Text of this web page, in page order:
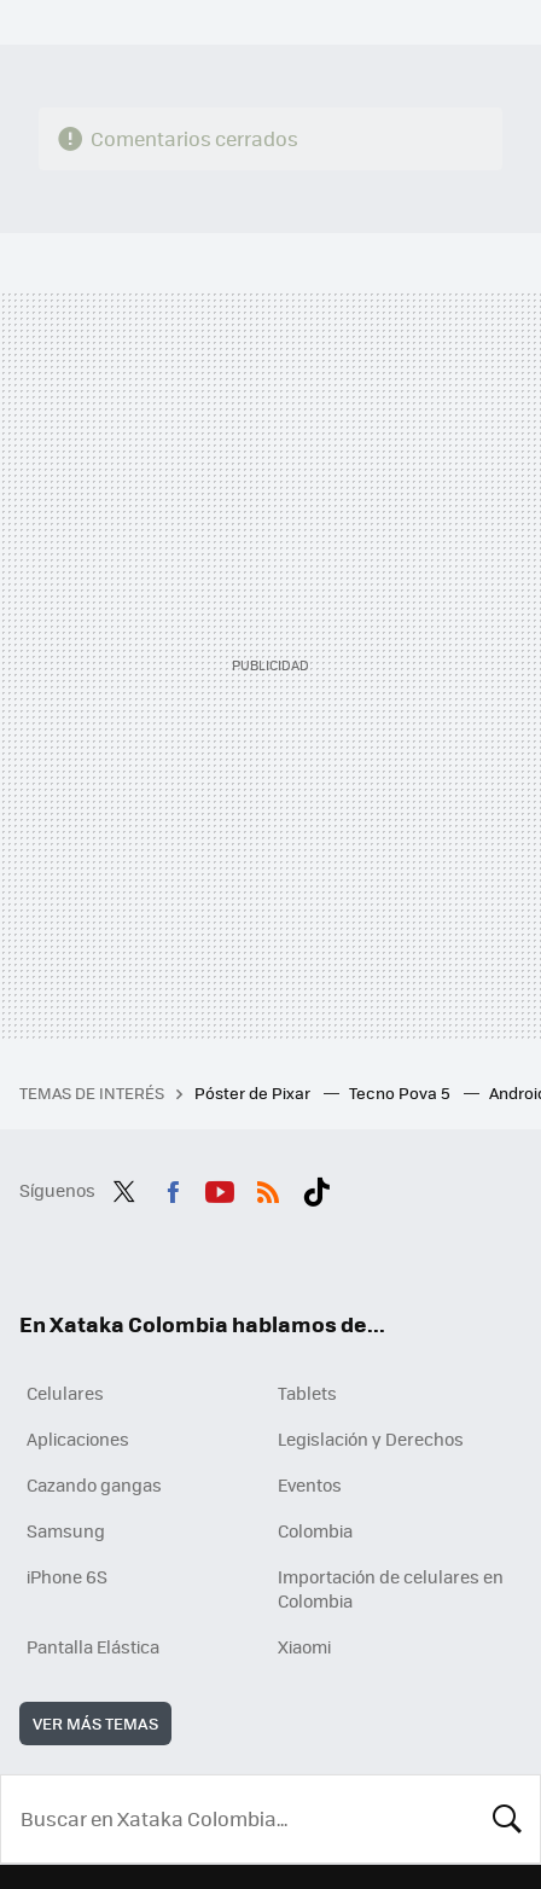
Comentarios cerrados
TEMAS DE INTERÉS Póster de Pixar Tecno Pova 5
Síguenos
En Xataka Colombia hablamos de...
Celulares
Tablets
Aplicaciones
Legislación y Derechos
Cazando gangas
Eventos
Samsung
Colombia
iPhone 6S
Importación de celulares en
Colombia
Pantalla Elástica
Xiaomi
VER MÁS TEMAS